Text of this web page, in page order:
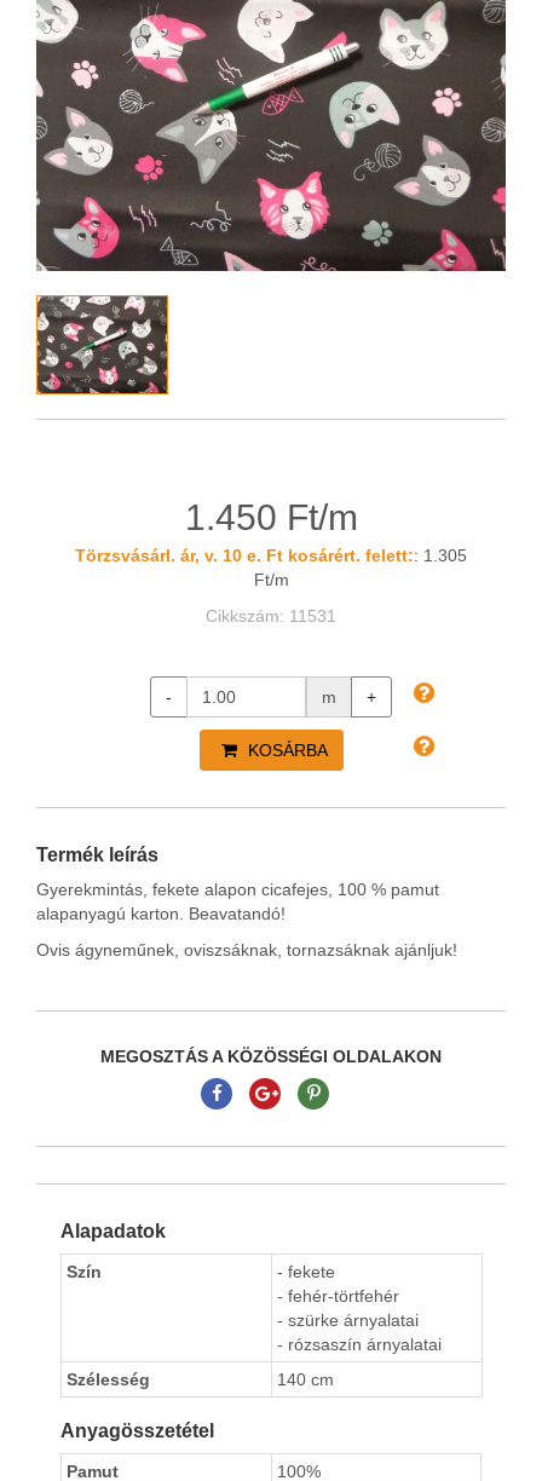
1.450 Ft/m
Törzsvásárl. ár, v. 10 e. Ft kosárért. felett:: 1.305
Ft/m
Cikkszám: 11531
- m +
KOSÁRBA
Termék leírás
Gyerekmintás, fekete alapon cicafejes, 100 % pamut
alapanyagú karton. Beavatandó!
Ovis ágyneműnek, oviszsáknak, tornazsáknak ajánljuk!
MEGOSZTÁS A KÖZÖSSÉGI OLDALAKON
Alapadatok
Szín
- fekete
- fehér-törtfehér
- szürke árnyalatai
- rózsaszín árnyalatai
Szélesség
140 cm
Anyagösszetétel
Pamut 100%